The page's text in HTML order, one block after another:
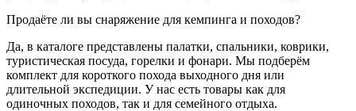
Продаёте ли вы снаряжение для кемпинга и походов?
Да, в каталоге представлены палатки, спальники, коврики,
туристическая посуда, горелки и фонари. Мы подберём
комплект для короткого похода выходного дня или
длительной экспедиции. У нас есть товары как для
одиночных походов, так и для семейного отдыха.